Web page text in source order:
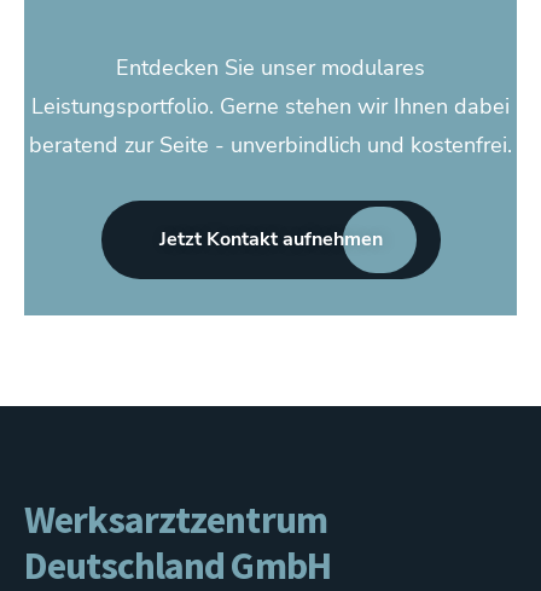
Entdecken Sie unser modulares
Leistungsportfolio. Gerne stehen wir Ihnen dabei
beratend zur Seite - unverbindlich und kostenfrei.
Jetzt Kontakt aufnehmen
Werksarztzentrum
Deutschland GmbH